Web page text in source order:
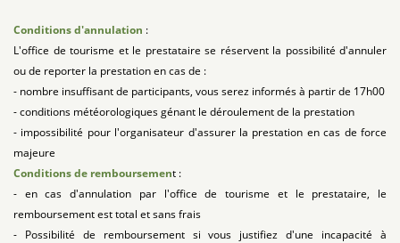
Conditions d'annulation :
L'office de tourisme et le prestataire se réservent la possibilité d'annuler
ou de reporter la prestation en cas de :
- nombre insuffisant de participants, vous serez informés à partir de 17h00
- conditions météorologiques génant le déroulement de la prestation
- impossibilité pour l'organisateur d'assurer la prestation en cas de force
majeure
Conditions de remboursement :
- en cas d'annulation par l'office de tourisme et le prestataire, le
remboursement est total et sans frais
- Possibilité de remboursement si vous justifiez d'une incapacité à